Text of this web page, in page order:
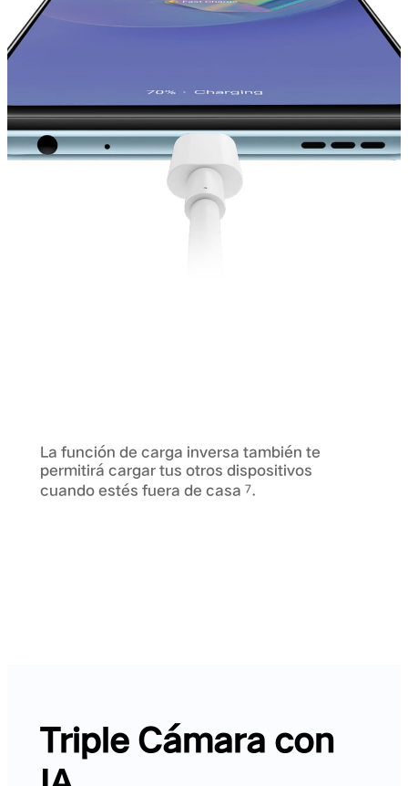
La función de carga inversa también te
permitirá cargar tus otros dispositivos
cuando estés fuera de casa 7.
Triple Cámara con